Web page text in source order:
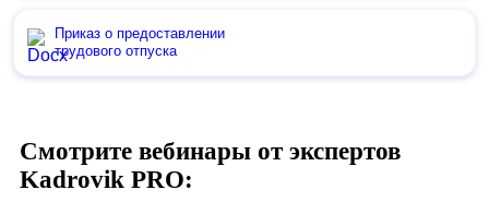
Приказ о предоставлении
трудового отпуска
Смотрите вебинары от экспертов
Kadrovik PRO: